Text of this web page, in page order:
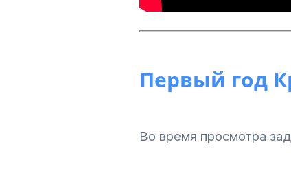
Первый год
Во время просмотра